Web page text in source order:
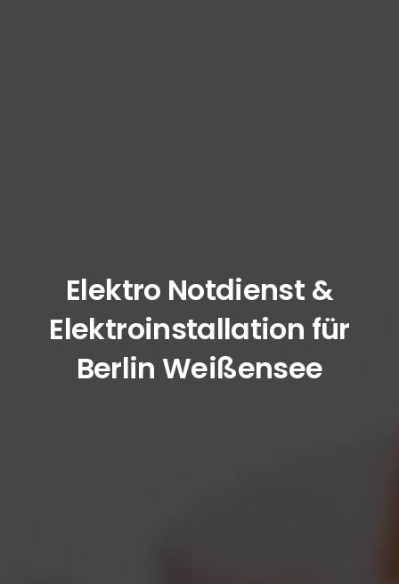
Elektro Notdienst &
Elektroinstallation für
Berlin Weißensee